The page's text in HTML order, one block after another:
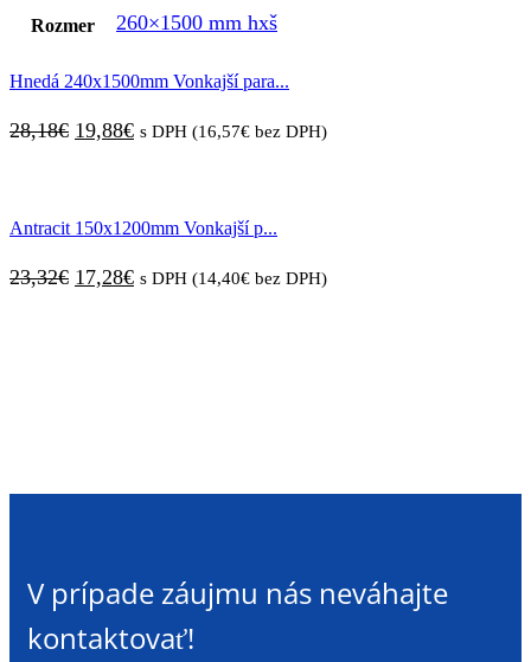
Rozmer 260×1500 mm hxš
Hnedá 240x1500mm Vonkajší para...
28,18€ Pôvodná
28,18€.
19,88€Aktuálna
19,88€.
s DPH (16,57€ bez DPH)
Antracit 150x1200mm Vonkajší p...
23,32€ Pôvodná
17,28€Aktuálna
s DPH (14,40€ bez DPH)
V prípade záujmu nás neváhajte
kontaktovať!